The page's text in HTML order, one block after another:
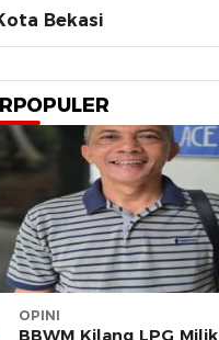
Bekasi
OPINI
BBWM Kilang LPG Milik